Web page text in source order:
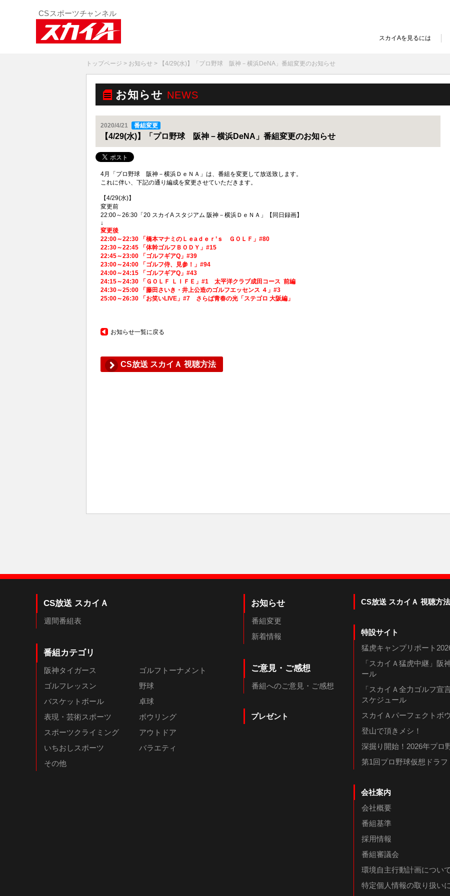
スカイAを見るには
トップページ > お知らせ > 【4/29(水)】「プロ野球 阪神－横浜DeNA」番組変更のお知らせ
お知らせ NEWS
2020/4/21 番組変更
【4/29(水)】「プロ野球 阪神－横浜DeNA」番組変更のお知らせ
4月「プロ野球 阪神－横浜ＤｅＮＡ」は、番組を変更して放送致します。
これに伴い、下記の通り編成を変更させていただきます。
【4/29(水)】
変更前
22:00～26:30「20 スカイA スタジアム 阪神－横浜ＤｅＮＡ」【同日録画】
↓
変更後
22:00～22:30 「橋本マナミのＬｅaｄｅｒ’ｓ ＧＯＬＦ」#80
22:30～22:45 「体幹ゴルフＢＯＤＹ」#15
22:45～23:00 「ゴルフギアQ」#39
23:00～24:00 「ゴルフ侍、見参！」#94
24:00～24:15 「ゴルフギアQ」#43
24:15～24:30 「ＧＯＬＦ ＬＩＦＥ」#1 太平洋クラブ成田コース 前編
24:30～25:00 「藤田さいき・井上公造のゴルフエッセンス ４」#3
25:00～26:30 「お笑いLIVE」#7 さらば青春の光「ステゴロ 大阪編」
お知らせ一覧に戻る
CS放送 スカイＡ 視聴方法
CS放送 スカイＡ
週間番組表
番組カテゴリ
阪神タイガース
ゴルフトーナメント
ゴルフレッスン
野球
バスケットボール
卓球
表現・芸術スポーツ
ボウリング
スポーツクライミング
アウトドア
いちおしスポーツ
バラエティ
その他
お知らせ
番組変更
新着情報
ご意見・ご感想
番組へのご意見・ご感想
プレゼント
CS放送 スカイＡ 視聴方法
特設サイト
猛虎キャンプリポート
「スカイＡ猛虎中継」阪
ール
「スカイＡ全力ゴルフ宣
スケジュール
スカイＡパーフェクトボ
登山で頂きメシ！
深掘り開始！2026年プロ
第1回プロ野球仮想ドラフ
会社案内
会社概要
番組基準
採用情報
番組審議会
環境自主行動計画について
特定個人情報の取り扱い